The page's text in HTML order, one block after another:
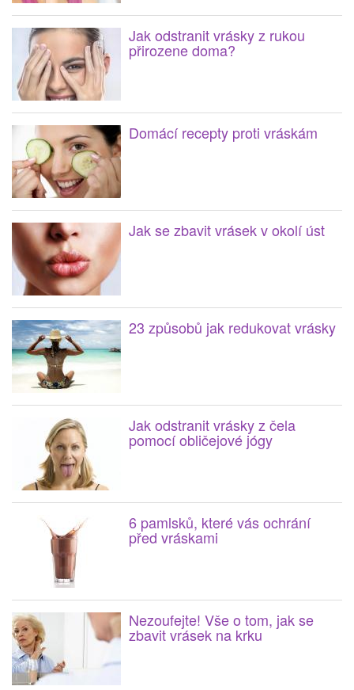
Jak odstranit vrásky z rukou
přirozene doma?
Domácí recepty proti vráskám
Jak se zbavit vrásek v okolí úst
23 způsobů jak redukovat vrásky
Jak odstranit vrásky z čela
pomocí obličejové jógy
6 pamlsků, které vás ochrání
před vráskami
Nezoufejte! Vše o tom, jak se
zbavit vrásek na krku